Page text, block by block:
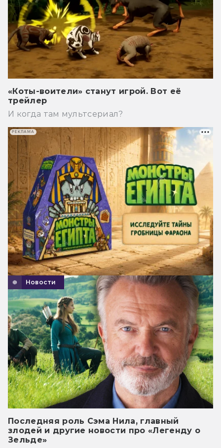
«Коты-воители» станут игрой. Вот её
трейлер
И когда там мультсериал?
Новости
Последняя роль Сэма Нила, главный
злодей и другие новости про «Легенду о
Зельде»
РЕКЛАМА